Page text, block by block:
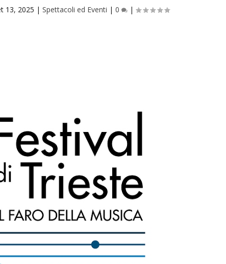
13, 2025 | Spettacoli ed Eventi | 0 |